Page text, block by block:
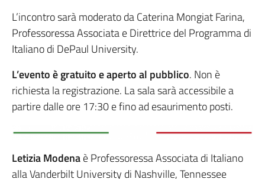
L’incontro sarà moderato da Caterina Mongiat Farina,
Professoressa Associata e Direttrice del Programma di
Italiano di DePaul University.
L’evento è gratuito e aperto al pubblico. Non è
richiesta la registrazione. La sala sarà accessibile a
partire dalle ore 17:30 e fino ad esaurimento posti.
Letizia Modenaè Professoressa Associata di Italiano
alla Vanderbilt University di Nashville, Tennessee